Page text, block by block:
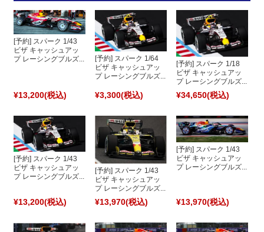
[予約] スパーク 1/43
ビザ キャッシュアッ
プ レーシングブルズ...
¥13,200(税込)
[予約] スパーク 1/64
ビザ キャッシュアッ
プ レーシングブルズ...
¥3,300(税込)
[予約] スパーク 1/18
ビザ キャッシュアッ
プ レーシングブルズ...
¥34,650(税込)
[予約] スパーク 1/43
ビザ キャッシュアッ
プ レーシングブルズ...
¥13,200(税込)
[予約] スパーク 1/43
ビザ キャッシュアッ
プ レーシングブルズ...
¥13,970(税込)
[予約] スパーク 1/43
ビザ キャッシュアッ
プ レーシングブルズ...
¥13,970(税込)